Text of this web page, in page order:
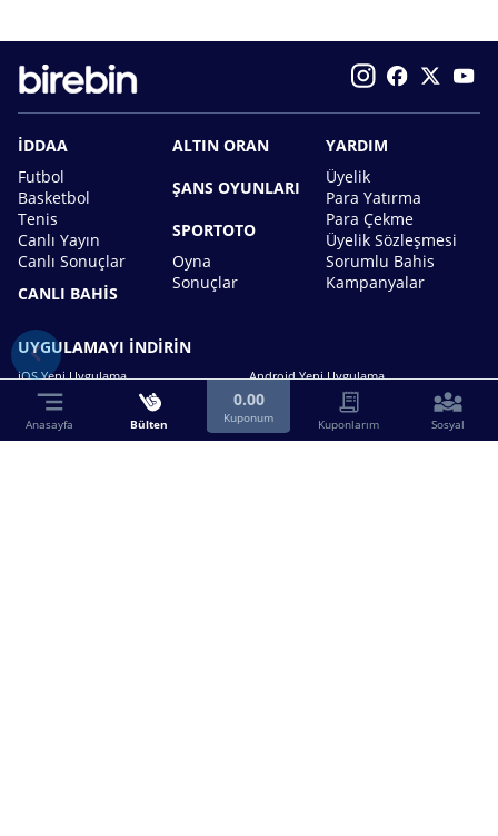
İDDAA
Futbol
Basketbol
Tenis
Canlı Yayın
Canlı Sonuçlar
CANLI BAHİS
ALTIN ORAN
ŞANS OYUNLARI
SPORTOTO
Oyna
Sonuçlar
YARDIM
Üyelik
Para Yatırma
Para Çekme
Üyelik Sözleşmesi
Sorumlu Bahis
Kampanyalar
UYGULAMAYI İNDİRİN
iOS Yeni Uygulama Android Yeni Uygulama
Anasayfa Bülten
0.00
Kuponum Kuponlarım Sosyal